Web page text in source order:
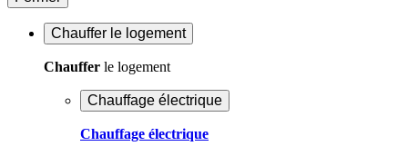
Chauffer le logement
Chauffer le logement
Chauffage électrique
Chauffage électrique